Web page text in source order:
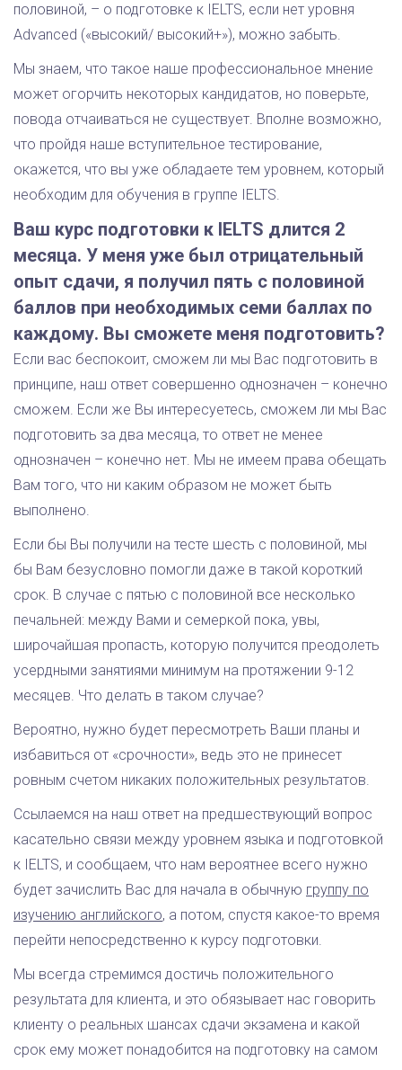
половиной, – о подготовке к IELTS, если нет уровня
Advanced («высокий/ высокий+»), можно забыть.
Мы знаем, что такое наше профессиональное мнение
может огорчить некоторых кандидатов, но поверьте,
повода отчаиваться не существует. Вполне возможно,
что пройдя наше вступительное тестирование,
окажется, что вы уже обладаете тем уровнем, который
необходим для обучения в группе IELTS.
Ваш курс подготовки к IELTS длится 2
месяца. У меня уже был отрицательный
опыт сдачи, я получил пять с половиной
баллов при необходимых семи баллах по
каждому. Вы сможете меня подготовить?
Если вас беспокоит, сможем ли мы Вас подготовить в
принципе, наш ответ совершенно однозначен – конечно
сможем. Если же Вы интересуетесь, сможем ли мы Вас
подготовить за два месяца, то ответ не менее
однозначен – конечно нет. Мы не имеем права обещать
Вам того, что ни каким образом не может быть
выполнено.
Если бы Вы получили на тесте шесть с половиной, мы
бы Вам безусловно помогли даже в такой короткий
срок. В случае с пятью с половиной все несколько
печальней: между Вами и семеркой пока, увы,
широчайшая пропасть, которую получится преодолеть
усердными занятиями минимум на протяжении 9-12
месяцев. Что делать в таком случае?
Вероятно, нужно будет пересмотреть Ваши планы и
избавиться от «срочности», ведь это не принесет
ровным счетом никаких положительных результатов.
Ссылаемся на наш ответ на предшествующий вопрос
касательно связи между уровнем языка и подготовкой
к IELTS, и сообщаем, что нам вероятнее всего нужно
будет зачислить Вас для начала в обычную группу по
изучению английского, а потом, спустя какое-то время
перейти непосредственно к курсу подготовки.
Мы всегда стремимся достичь положительного
результата для клиента, и это обязывает нас говорить
клиенту о реальных шансах сдачи экзамена и какой
срок ему может понадобится на подготовку на самом